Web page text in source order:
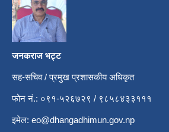
जनकराज भट्ट
सह-सचिव / प्रमुख प्रशासकीय अधिकृत
फोन नं.: ०९१-५२६७२९ / ९८५८४३३१११
इमेल: eo@dhangadhimun.gov.np